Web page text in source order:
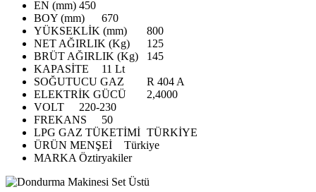
EN (mm) 450
BOY (mm)
670
YÜKSEKLİK (mm)
800
NET AĞIRLIK (Kg)
125
BRÜT AĞIRLIK (Kg)
145
KAPASİTE
11 Lt
SOĞUTUCU GAZ
R 404 A
ELEKTRİK GÜCÜ
2,4000
VOLT
220-230
FREKANS
50
LPG GAZ TÜKETİMİ TÜRKİYE
ÜRÜN MENŞEİ
Türkiye
MARKA Öztiryakiler